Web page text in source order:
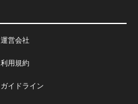
運営会社
利用規約
ガイドライン